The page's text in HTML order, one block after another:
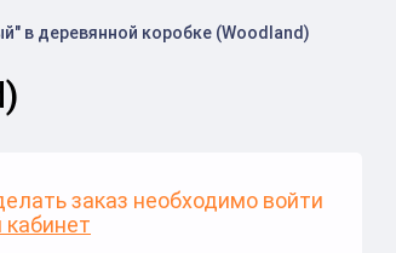
в деревянной коробке (Woodland)
заказ необходимо войти